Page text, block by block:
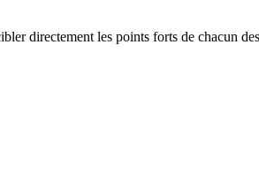
directement les points forts de chacun